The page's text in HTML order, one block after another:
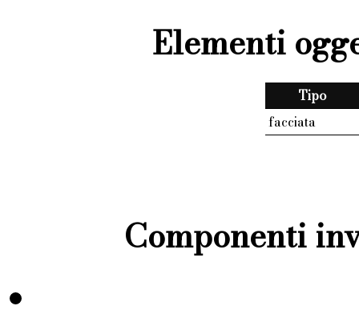
Elementi
Tipo
facciata
Componenti